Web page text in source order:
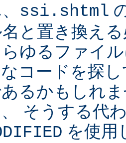
ssi.shtml
と置き換え
ゆるファイ
コードを探
るかもしれ
そうする代
を使用